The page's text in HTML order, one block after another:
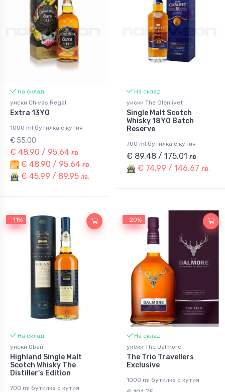
На склад
уиски Chivas Regal
Extra 13YO
1000 ml бутилка с кутия
€ 55.00
€ 48.90 / 95.64 лв.
€ 48.90 / 95.64 лв.
€ 45.99 / 89.95 лв.
На склад
уиски The Glenlivet
Single Malt Scotch
Whisky 18YO Batch
Reserve
700 ml бутилка с кутия
€ 89.48 / 175.01 лв.
€ 74.99 / 146.67 лв.
-11%
-11%
На склад
уиски Oban
Highland Single Malt
Scotch Whisky The
Distiller's Edition
700 ml бутилка с кутия
-20%
-20%
На склад
уиски The Dalmore
The Trio Travellers
Exclusive
1000 ml бутилка с кутия